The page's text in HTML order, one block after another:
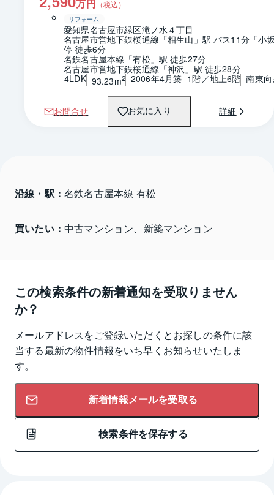
万円 （税込）
リフォーム
愛知県名古屋市緑区滝ノ水４丁目
名古屋市営地下鉄桜通線「相生山」駅 バス11分「小
停 徒歩6分
名鉄名古屋本線「有松」駅 徒歩27分
名古屋市営地下鉄桜通線「神沢」駅 徒歩28分
4LDK 93.23m2 2006年4月築 1階／地上6階 南東
お問合せ お気に入り 詳細
沿線・駅： 名鉄名古屋本線 有松
買いたい： 中古マンション、新築マンション
この検索条件の新着通知を受取りません
か？
メールアドレスをご登録いただくとお探しの条件に該
当する最新の物件情報をいち早くお知らせいたしま
す。
新着情報メールを受取る
検索条件を保存する